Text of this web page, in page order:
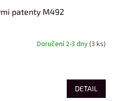
patenty M492
Doručení 2-3 dny(3 ks)
DETAIL